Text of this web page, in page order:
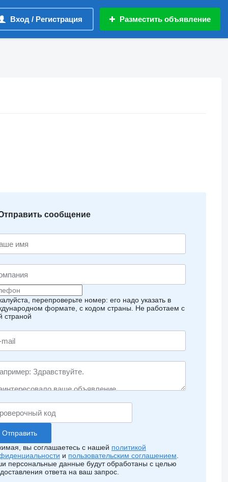
Вход / Регистрация Разместить объявление
сообщение
перепроверьте номер: его надо указать в
формате, с кодом страны.
Не работаем с
страной
вы соглашаетесь с нашей политикой
и пользовательским соглашением
персональные данные будут обработаны с целью
ответа на ваш запрос.